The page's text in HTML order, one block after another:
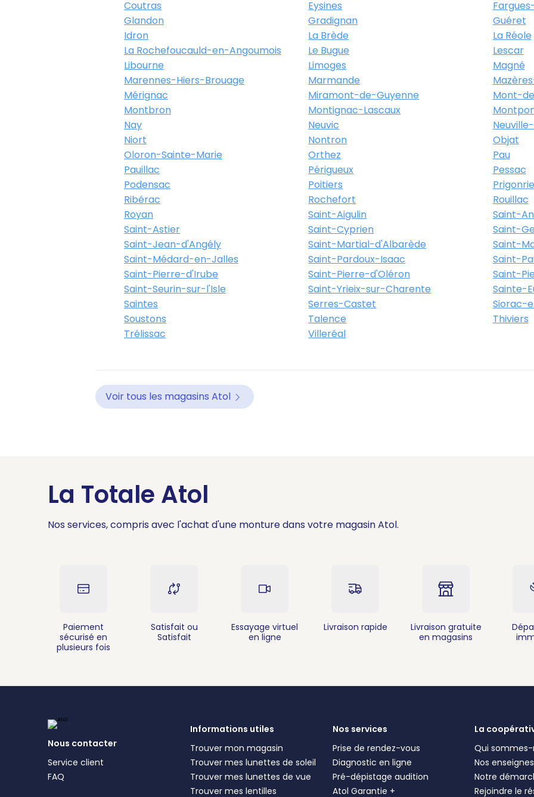
Coutras
Eysines
Glandon
Gradignan
Guéret
Idron
La Brède
La Réole
La Rochefoucauld-en-Angoumois
Le Bugue
Lescar
Libourne
Limoges
Magné
Marennes-Hiers-Brouage
Marmande
Mérignac
Miramont-de-Guyenne
Mont-
Montbron
Montignac-Lascaux
Nay
Neuvic
Niort
Nontron
Objat
Oloron-Sainte-Marie
Orthez
Pau
Pauillac
Périgueux
Pessac
Podensac
Poitiers
Ribérac
Rochefort
Rouillac
Royan
Saint-Aigulin
Saint-
Saint-Astier
Saint-Cyprien
Saint-
Saint-Jean-d'Angély
Saint-Martial-d'Albarède
Saint-
Saint-Médard-en-Jalles
Saint-Pardoux-Isaac
Saint-
Saint-Pierre-d'Irube
Saint-Pierre-d'Oléron
Saint-
Saint-Seurin-sur-l'Isle
Saint-Yrieix-sur-Charente
Sainte-
Saintes
Serres-Castet
Siorac-
Soustons
Talence
Thiviers
Trélissac
Villeréal
Voir tous les magasins Atol
La Totale Atol
Nos services, compris avec l'achat d'une monture dans votre magasin Atol.
Paiement
sécurisé en
plusieurs fois
Satisfait ou
Satisfait
Essayage virtuel
en ligne
Livraison rapide
Livraison gratuite
en magasins
Nous contacter
Service client
FAQ
Informations utiles
Trouver mon magasin
Trouver mes lunettes de soleil
Trouver mes lunettes de vue
Trouver mes lentilles
Nos services
Prise de rendez-vous
Diagnostic en ligne
Pré-dépistage audition
Atol Garantie +
La
Qui sommes-
Nos enseignes
Notre
Rejoindre le